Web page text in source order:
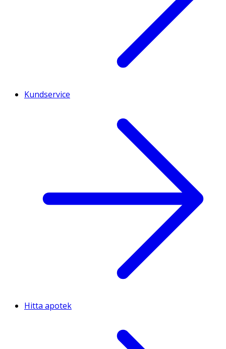
Kundservice
Hitta apotek